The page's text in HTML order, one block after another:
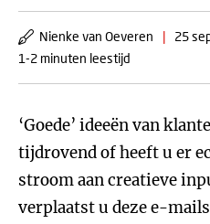
Nienke van Oeveren | 25
1-2 minuten leestijd
‘Goede’ ideeën van
tijdrovend of heeft u er
stroom aan creatieve
verplaatst u deze e-